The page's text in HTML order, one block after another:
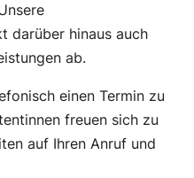
darüber hinaus auch
ab.
einen Termin zu
freuen sich zu
auf Ihren Anruf und